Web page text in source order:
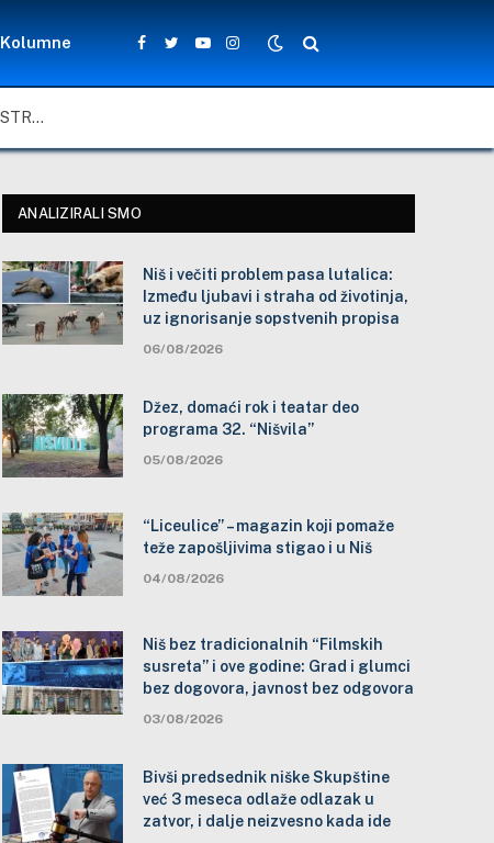
Kolumne
Facebook
TwitterYouTubeInstagram
NIŠ I VEČITI PROBLEM PASA LUTALICA: IZMEĐU LJUBAVI I STRAHA OD ŽIVOTINJA, UZ IGNORISANJE SOPSTVENIH PROPISA
ANALIZIRALI SMO
Niš i večiti problem pasa lutalica:
Između ljubavi i straha od životinja,
uz ignorisanje sopstvenih propisa
06/08/2026
Džez, domaći rok i teatar deo
programa 32. “Nišvila”
05/08/2026
“Liceulice” – magazin koji pomaže
teže zapošljivima stigao i u Niš
04/08/2026
Niš bez tradicionalnih “Filmskih
susreta” i ove godine: Grad i glumci
bez dogovora, javnost bez odgovora
03/08/2026
Bivši predsednik niške Skupštine
već 3 meseca odlaže odlazak u
zatvor, i dalje neizvesno kada ide